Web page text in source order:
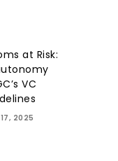
at Risk:
VC
17, 2025